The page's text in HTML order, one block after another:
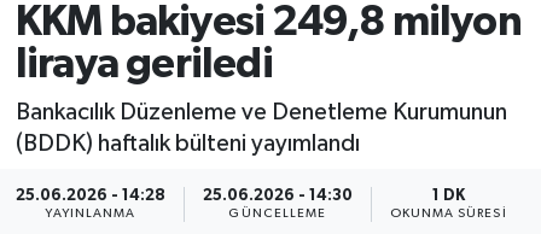
KKM bakiyesi 249,8 milyon
liraya geriledi
Bankacılık Düzenleme ve Denetleme Kurumunun
(BDDK) haftalık bülteni yayımlandı
25.06.2026 - 14:28
YAYINLANMA
25.06.2026 - 14:30
GÜNCELLEME
1 DK
OKUNMA SÜRESI
Otomobil
Gizlilik Sözleşmesi
Hakkımızda
İletişim
Emtia
BITCOIN
Yapay Zeka